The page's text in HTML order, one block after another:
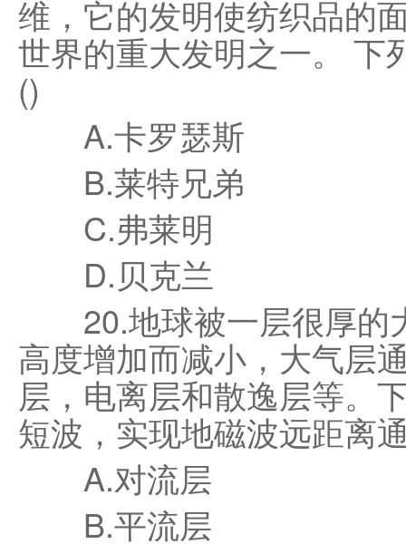
维，它的发明使纺织品的
世界的重大发明之一。 下
()
A.卡罗瑟斯
B.莱特兄弟
C.弗莱明
D.贝克兰
20.地球被一层很厚的
高度增加而减小，大气层
层，电离层和散逸层等。
短波，实现地磁波远距离
A.对流层
B.平流层